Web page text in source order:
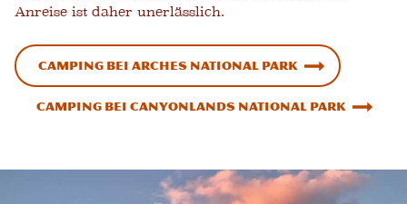
Anreise ist daher unerlässlich.
Camping bei Arches National Park
Camping bei Canyonlands National Park